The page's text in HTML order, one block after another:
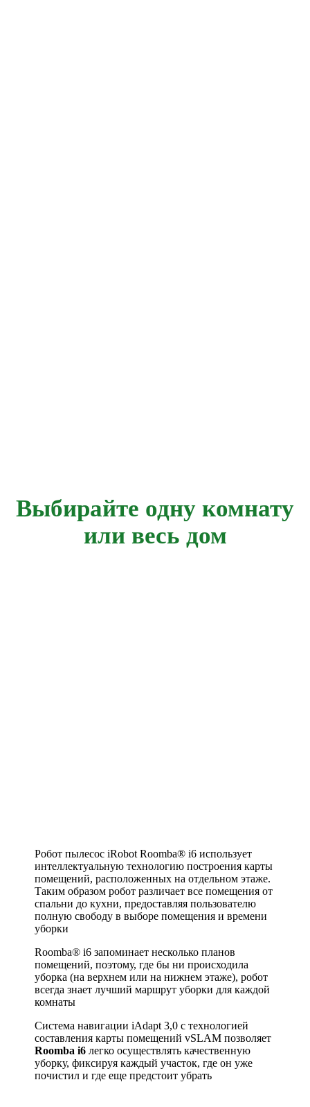
Выбирайте одну комнату
или весь дом
Робот пылесос iRobot Roomba® i6 использует
интеллектуальную технологию построения карты
помещений, расположенных на отдельном этаже.
Таким образом робот различает все помещения от
спальни до кухни, предоставляя пользователю
полную свободу в выборе помещения и времени
уборки
Roomba® i6 запоминает несколько планов
помещений, поэтому, где бы ни происходила
уборка (на верхнем или на нижнем этаже), робот
всегда знает лучший маршрут уборки для каждой
комнаты
Система навигации iAdapt 3,0 с технологией
составления карты помещений vSLAM позволяет
Roomba i6 легко осуществлять качественную
уборку, фиксируя каждый участок, где он уже
почистил и где еще предстоит убрать